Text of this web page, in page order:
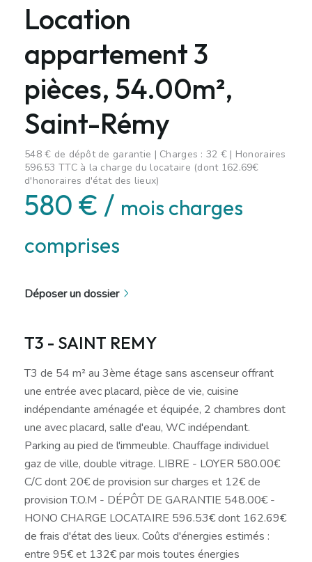
Location
appartement 3
pièces, 54.00m²,
Saint-Rémy
548 € de dépôt de garantie | Charges : 32 € | Honoraires
596.53 TTC à la charge du locataire (dont 162.69€
d'honoraires d'état des lieux)
580 € / mois charges
comprises
Déposer un dossier
T3 - SAINT REMY
T3 de 54 m² au 3ème étage sans ascenseur offrant
une entrée avec placard, pièce de vie, cuisine
indépendante aménagée et équipée, 2 chambres dont
une avec placard, salle d'eau, WC indépendant.
Parking au pied de l'immeuble. Chauffage individuel
gaz de ville, double vitrage. LIBRE - LOYER 580.00€
C/C dont 20€ de provision sur charges et 12€ de
provision T.O.M - DÉPÔT DE GARANTIE 548.00€ -
HONO CHARGE LOCATAIRE 596.53€ dont 162.69€
de frais d'état des lieux. Coûts d'énergies estimés :
entre 95€ et 132€ par mois toutes énergies